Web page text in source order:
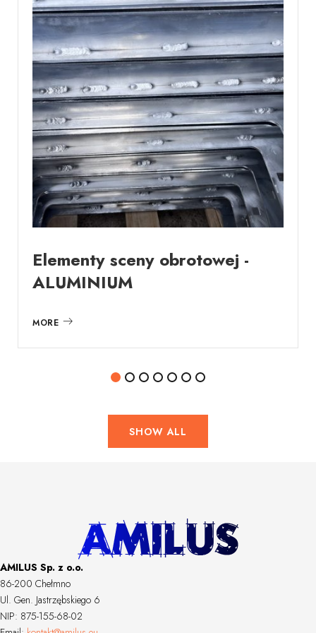
Elementy sceny obrotowej -
ALUMINIUM
MORE
SHOW ALL
AMILUS Sp. z o.o.
86-200 Chełmno
Ul. Gen. Jastrzębskiego 6
NIP: 875-155-68-02